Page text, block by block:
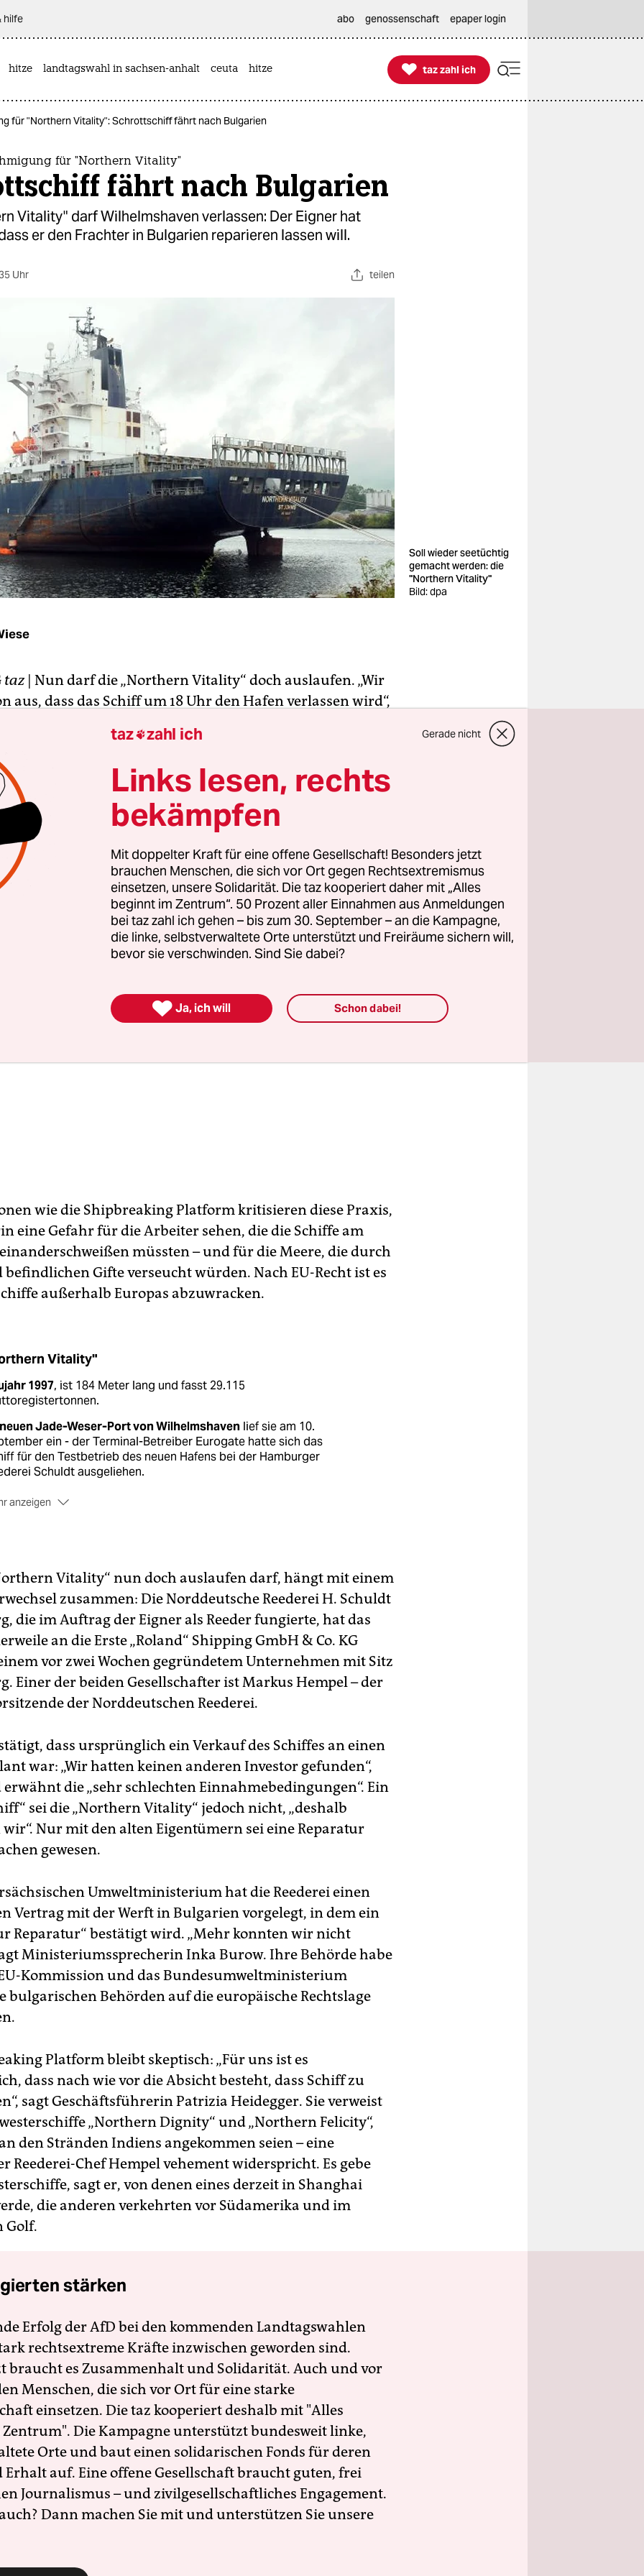
hilfe abo genossenschaft epaper login
hitze landtagswahl in sachsen-anhalt ceuta hitze 
taz zahl ich
taz zahl ich
für "Northern Vitality": Schrottschiff fährt nach Bulgarien
für "Northern Vitality"
fährt nach Bulgarien
Vitality" darf Wilhelmshaven verlassen: Der Eigner hat
er den Frachter in Bulgarien reparieren lassen will.
Uhr teilen
Soll wieder seetüchtig
gemacht werden: die
"Northern Vitality"
Bild: dpa
taz | Nun darf die „Northern Vitality“ doch auslaufen. „Wir
aus, dass das Schiff um 18 Uhr den Hafen verlassen wird“,
in Wilhelmshaven liegende Containerschiff solle auf der
Shiprepair Yard in Varna, Bulgarien, seetauglich
Eine Genehmigung für die Überführung liege vor.
hatte das niedersächsische Umweltministerium
des Schiffes verhindert, nachdem es einen Hinweis von
Shipbreaking Platform in Brüssel bekommen
sollte die „Northern Vitality“ an einen Broker verkauft
das Schiff in Indien abwracken lassen wollte.
wie die Shipbreaking Platform kritisieren diese Praxis,
eine Gefahr für die Arbeiter sehen, die die Schiffe am
müssten – und für die Meere, die durch
befindlichen Gifte verseucht würden. Nach EU-Recht ist es
außerhalb Europas abzuwracken.
Vitality"
1997, ist 184 Meter lang und fasst 29.115
Jade-Weser-Port von Wilhelmshavenlief sie am 10.
ein - der Terminal-Betreiber Eurogate hatte sich das
für den Testbetrieb des neuen Hafens bei der Hamburger
Schuldt ausgeliehen.
anzeigen
14. September
wurde die "Northern Vitality" in den Innenhafen
Die Reederei Schuldt verkauft das Schiff an eine
Vitality“ nun doch auslaufen darf, hängt mit einem
zusammen: Die Norddeutsche Reederei H. Schuldt
die im Auftrag der Eigner als Reeder fungierte, hat das
an die Erste „Roland“ Shipping GmbH & Co. KG
vor zwei Wochen gegründetem Unternehmen mit Sitz
Einer der beiden Gesellschafter ist Markus Hempel – der
der Norddeutschen Reederei.
dass ursprünglich ein Verkauf des Schiffes an einen
war: „Wir hatten keinen anderen Investor gefunden“,
erwähnt die „sehr schlechten Einnahmebedingungen“. Ein
sei die „Northern Vitality“ jedoch nicht, „deshalb
Nur mit den alten Eigentümern sei eine Reparatur
gewesen.
Umweltministerium hat die Reederei einen
Vertrag mit der Werft in Bulgarien vorgelegt, in dem ein
Reparatur“ bestätigt wird. „Mehr konnten wir nicht
Ministeriumssprecherin Inka Burow. Ihre Behörde habe
Kommission und das Bundesumweltministerium
bulgarischen Behörden auf die europäische Rechtslage
Platform bleibt skeptisch: „Für uns ist es
dass nach wie vor die Absicht besteht, dass Schiff zu
sagt Geschäftsführerin Patrizia Heidegger. Sie verweist
„Northern Dignity“ und „Northern Felicity“,
den Stränden Indiens angekommen seien – eine
Reederei-Chef Hempel vehement widerspricht. Es gebe
sagt er, von denen eines derzeit in Shanghai
die anderen verkehrten vor Südamerika und im
Golf.
stärken
Erfolg der AfD bei den kommenden Landtagswahlen
rechtsextreme Kräfte inzwischen geworden sind.
braucht es Zusammenhalt und Solidarität. Auch und vor
Menschen, die sich vor Ort für eine starke
einsetzen. Die taz kooperiert deshalb mit "Alles
Die Kampagne unterstützt bundesweit linke,
Orte und baut einen solidarischen Fonds für deren
Erhalt auf. Eine offene Gesellschaft braucht guten, frei
Journalismus – und zivilgesellschaftliches Engagement.
Dann machen Sie mit und unterstützen Sie unsere
taz zahl ich Gerade nicht
Links lesen, rechts
bekämpfen
Mit doppelter Kraft für eine offene Gesellschaft! Besonders jetzt
brauchen Menschen, die sich vor Ort gegen Rechtsextremismus
einsetzen, unsere Solidarität. Die taz kooperiert daher mit „Alles
beginnt im Zentrum“. 50 Prozent aller Einnahmen aus Anmeldungen
bei taz zahl ich gehen – bis zum 30. September – an die Kampagne,
die linke, selbstverwaltete Orte unterstützt und Freiräume sichern will,
bevor sie verschwinden. Sind Sie dabei?
 Ja, ich will Schon dabei!